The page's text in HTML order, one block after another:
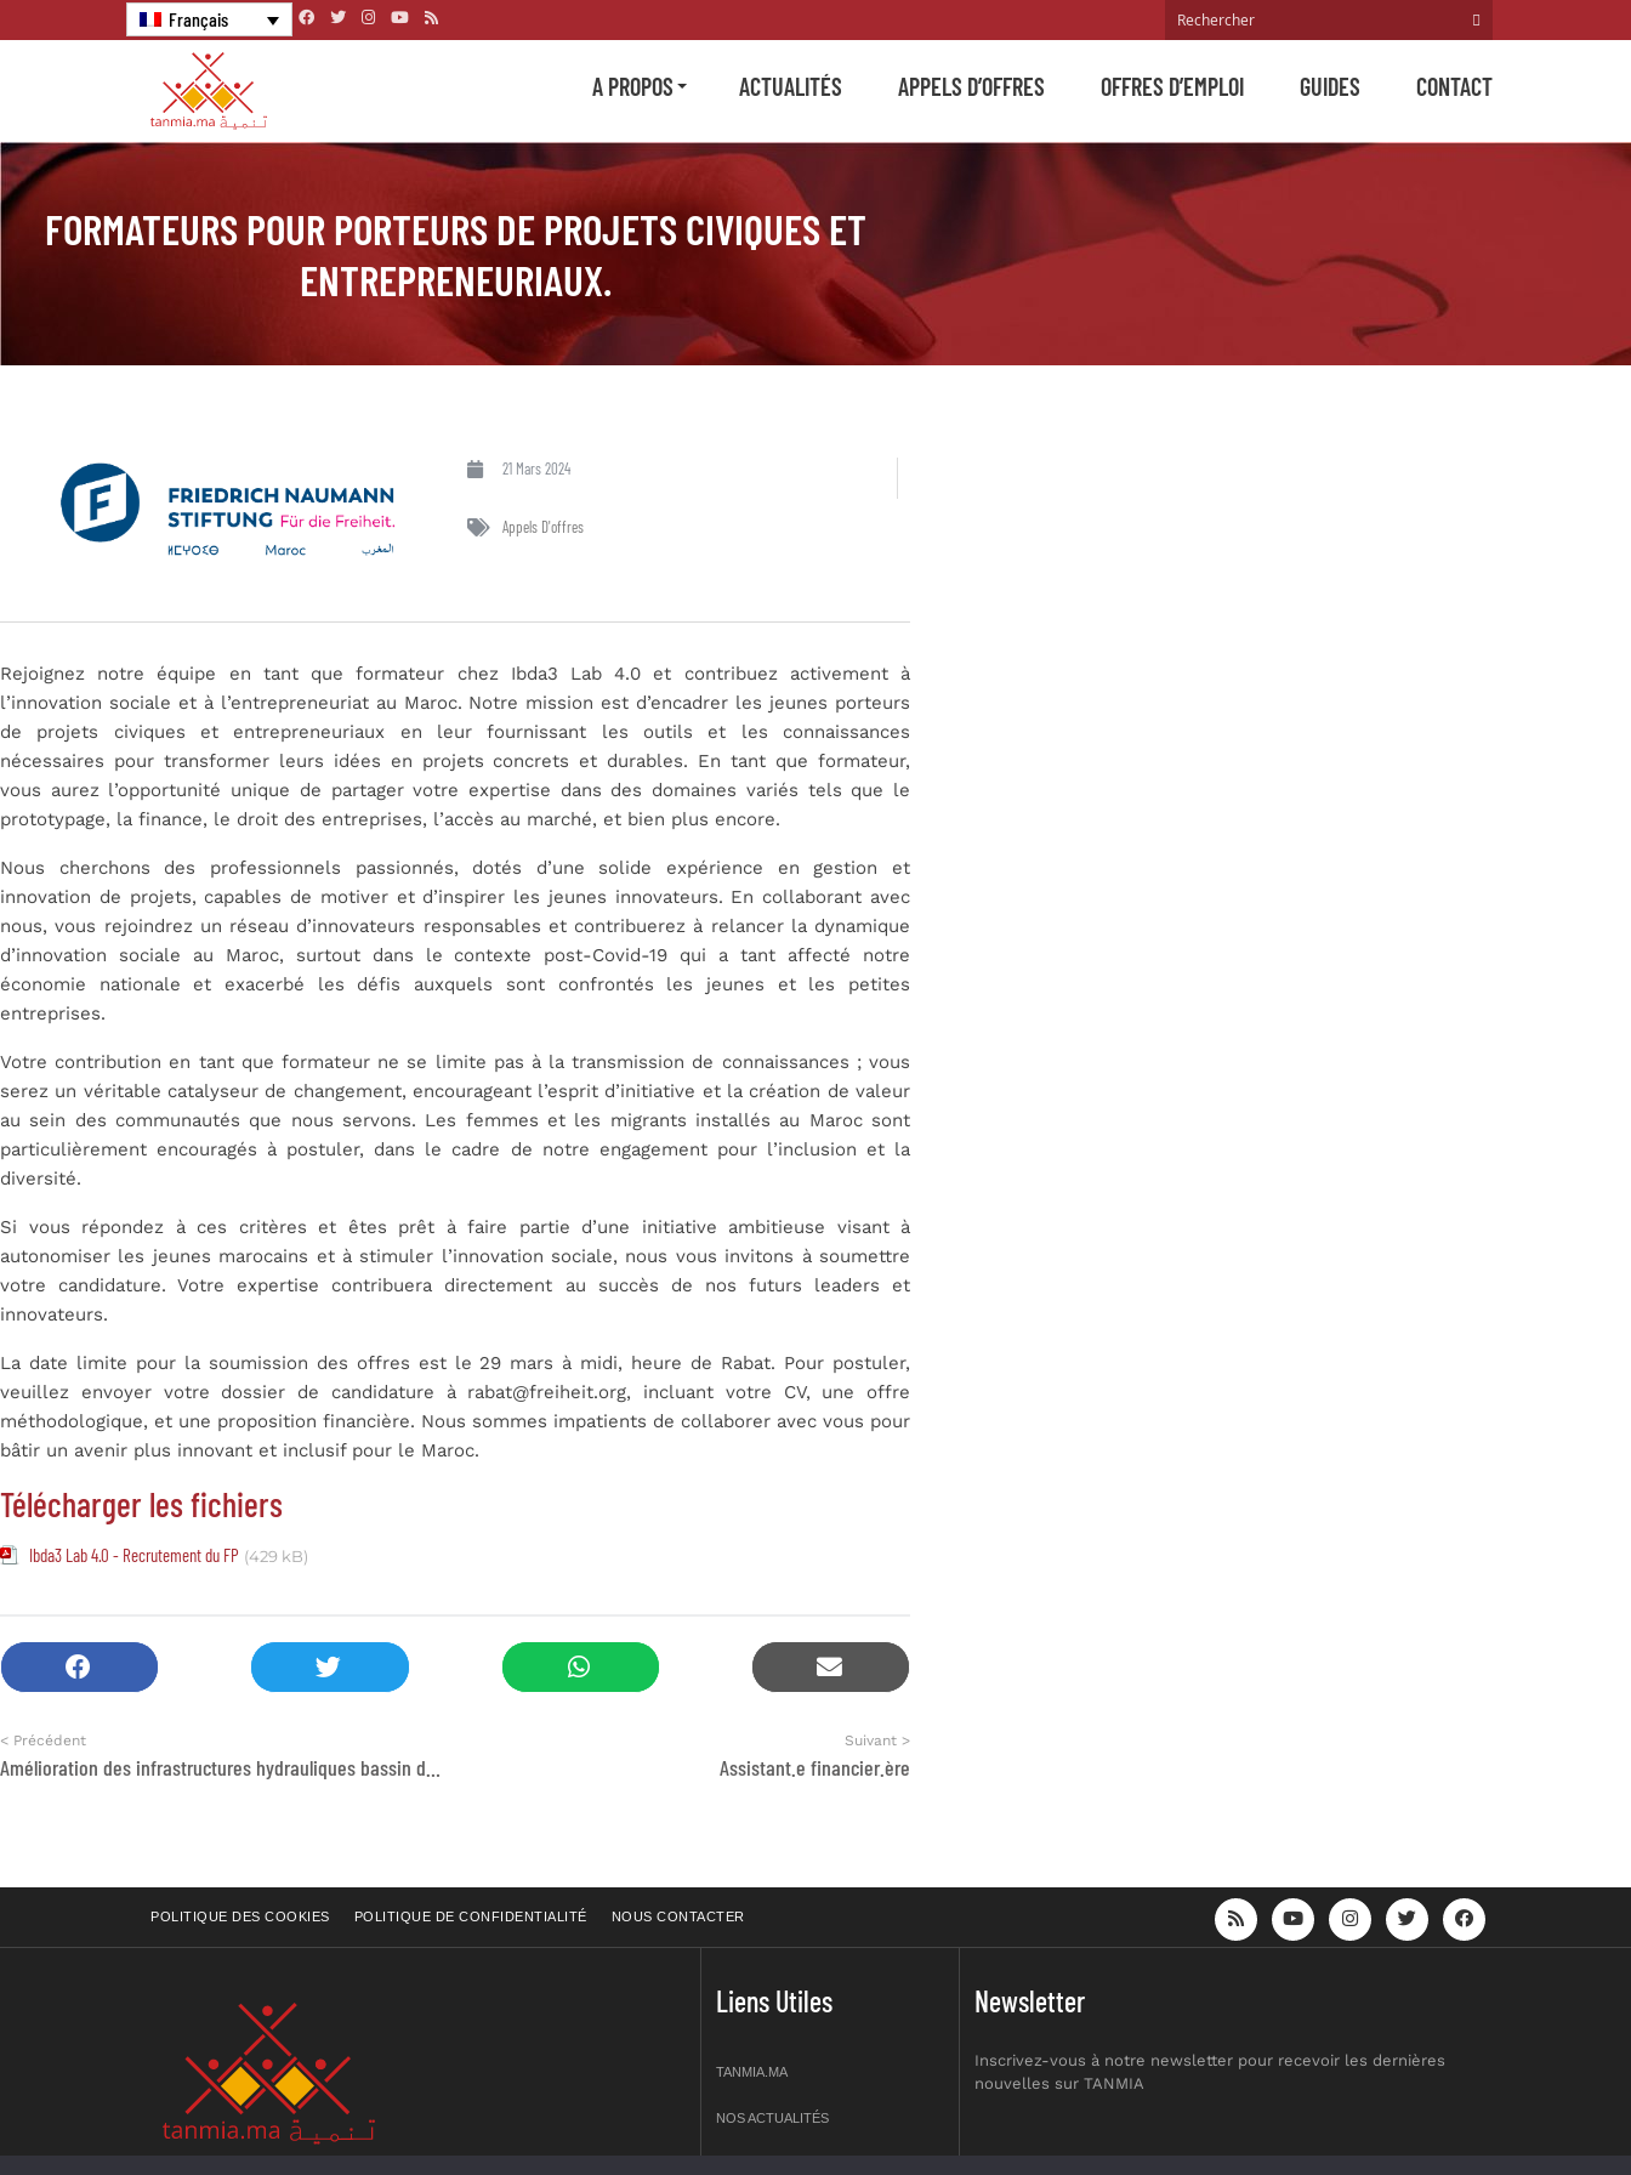
Français
A PROPOS ACTUALITÉS APPELS D’OFFRES OFFRES D’EMPLOI GUIDES CONTACT
FORMATEURS POUR PORTEURS DE PROJETS CIVIQUES ET
ENTREPRENEURIAUX.
21 Mars 2024
Appels D'offres
Rejoignez notre équipe en tant que formateur chez Ibda3 Lab 4.0 et contribuez activement à
l’innovation sociale et à l’entrepreneuriat au Maroc. Notre mission est d’encadrer les jeunes porteurs
de projets civiques et entrepreneuriaux en leur fournissant les outils et les connaissances
nécessaires pour transformer leurs idées en projets concrets et durables. En tant que formateur,
vous aurez l’opportunité unique de partager votre expertise dans des domaines variés tels que le
prototypage, la finance, le droit des entreprises, l’accès au marché, et bien plus encore.
Nous cherchons des professionnels passionnés, dotés d’une solide expérience en gestion et
innovation de projets, capables de motiver et d’inspirer les jeunes innovateurs. En collaborant avec
nous, vous rejoindrez un réseau d’innovateurs responsables et contribuerez à relancer la dynamique
d’innovation sociale au Maroc, surtout dans le contexte post-Covid-19 qui a tant affecté notre
économie nationale et exacerbé les défis auxquels sont confrontés les jeunes et les petites
entreprises.
Votre contribution en tant que formateur ne se limite pas à la transmission de connaissances ; vous
serez un véritable catalyseur de changement, encourageant l’esprit d’initiative et la création de valeur
au sein des communautés que nous servons. Les femmes et les migrants installés au Maroc sont
particulièrement encouragés à postuler, dans le cadre de notre engagement pour l’inclusion et la
diversité.
Si vous répondez à ces critères et êtes prêt à faire partie d’une initiative ambitieuse visant à
autonomiser les jeunes marocains et à stimuler l’innovation sociale, nous vous invitons à soumettre
votre candidature. Votre expertise contribuera directement au succès de nos futurs leaders et
innovateurs.
La date limite pour la soumission des offres est le 29 mars à midi, heure de Rabat. Pour postuler,
veuillez envoyer votre dossier de candidature à rabat@freiheit.org, incluant votre CV, une offre
méthodologique, et une proposition financière. Nous sommes impatients de collaborer avec vous pour
bâtir un avenir plus innovant et inclusif pour le Maroc.
Télécharger les fichiers
Ibda3 Lab 4.0 - Recrutement du FP (429 kB)
< Précédent Suivant >
Assistant.e financier.ère
POLITIQUE DES COOKIES POLITIQUE DE CONFIDENTIALITÉ NOUS CONTACTER
Liens Utiles
TANMIA.MA
NOS ACTUALITÉS
Newsletter
Inscrivez-vous à notre newsletter pour recevoir les dernières
nouvelles sur TANMIA